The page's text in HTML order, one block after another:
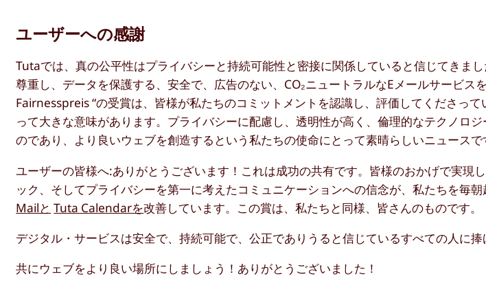
ユーザーへの感謝
Tutaでは、真の公平性はプライバシーと持続可能性と密接に関係していると信じてきま
尊重し、データを保護する、安全で、広告のない、CO₂ニュートラルなEメールサービ
Fairnesspreis “の受賞は、皆様が私たちのコミットメントを認識し、評価してくださっ
って大きな意味があります。プライバシーに配慮し、透明性が高く、倫理的なテクノロ
のであり、より良いウェブを創造するという私たちの使命にとって素晴らしいニュースで
ユーザーの皆様へ:ありがとうございます！これは成功の共有です。皆様のおかげで実現
ック、そしてプライバシーを第一に考えたコミュニケーションへの信念が、私たちを毎
Mailと Tuta Calendarを改善しています。この賞は、私たちと同様、皆さんのものです。
デジタル・サービスは安全で、持続可能で、公正でありうると信じているすべての人に捧
共にウェブをより良い場所にしましょう！ありがとうございました！